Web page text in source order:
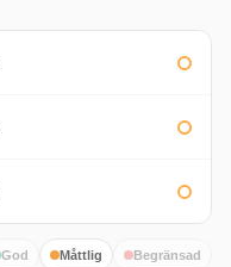
God Måttlig Begränsad